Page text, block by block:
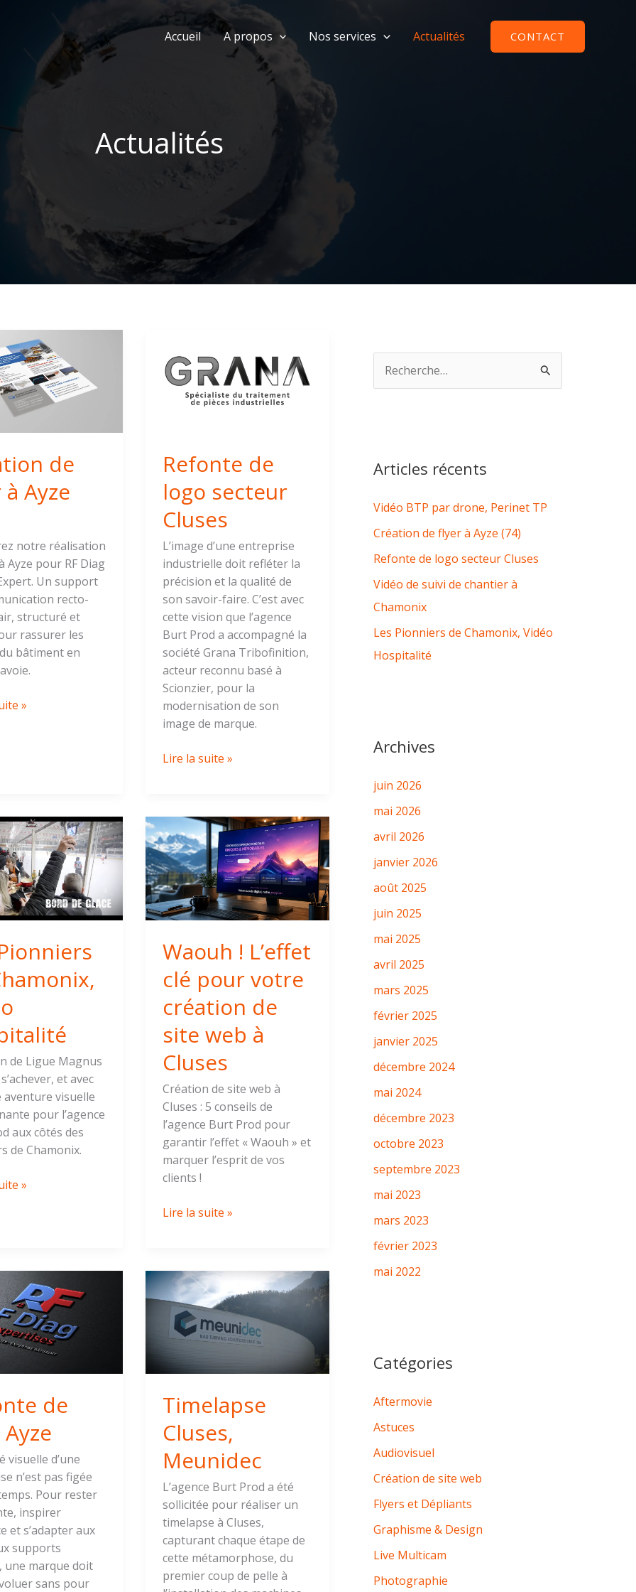
Accueil A propos Nos services Actualités CONTACT
Actualités
de
Ayze
notre réalisation
Ayze pour RF Diag
Un support
recto-
structuré et
rassurer les
bâtiment en
»
Refonte de
logo secteur
Cluses
L’image d’une entreprise
industrielle doit refléter la
précision et la qualité de
son savoir-faire. C’est avec
cette vision que l’agence
Burt Prod a accompagné la
société Grana Tribofinition,
acteur reconnu basé à
Scionzier, pour la
modernisation de son
image de marque.
de
logo
secteur
Cluses
Lire la suite »
de Ligue Magnus
et avec
aventure visuelle
pour l’agence
aux côtés des
de Chamonix.
»
Waouh ! L’effet
clé pour votre
création de
site web à
Cluses
Création de site web à
Cluses : 5 conseils de
l’agence Burt Prod pour
garantir l’effet « Waouh » et
marquer l’esprit de vos
clients !
Waouh
!
L’effet
clé
pour
votre
de
web
à
Cluses
Lire la suite »
de
visuelle d’une
n’est pas figée
Pour rester
inspirer
et s’adapter aux
supports
une marque doit
sans pour
Timelapse
Cluses,
Meunidec
L’agence Burt Prod a été
sollicitée pour réaliser un
timelapse à Cluses,
capturant chaque étape de
cette métamorphose, du
premier coup de pelle à
Timelapse
Cluses,
Meunidec
e
c
h
e
r
Articles récents
Vidéo BTP par drone, Perinet TP
Création de flyer à Ayze (74)
Refonte de logo secteur Cluses
Vidéo de suivi de chantier à
Chamonix
Les Pionniers de Chamonix, Vidéo
Hospitalité
Archives
juin 2026
mai 2026
avril 2026
janvier 2026
août 2025
juin 2025
mai 2025
avril 2025
mars 2025
février 2025
janvier 2025
décembre 2024
mai 2024
décembre 2023
octobre 2023
septembre 2023
mai 2023
mars 2023
février 2023
mai 2022
Catégories
Aftermovie
Astuces
Audiovisuel
Création de site web
Flyers et Dépliants
Graphisme & Design
Live Multicam
Photographie